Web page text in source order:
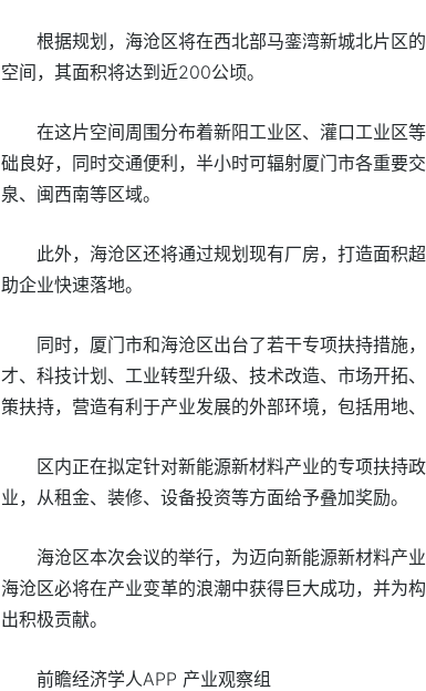
根据规划，海沧区将在西北部马銮湾新城北片区
空间，其面积将达到近200公顷。
在这片空间周围分布着新阳工业区、灌口工业区
础良好，同时交通便利，半小时可辐射厦门市各重要
泉、闽西南等区域。
此外，海沧区还将通过规划现有厂房，打造面积
助企业快速落地。
同时，厦门市和海沧区出台了若干专项扶持措施
才、科技计划、工业转型升级、技术改造、市场开拓
策扶持，营造有利于产业发展的外部环境，包括用地
区内正在拟定针对新能源新材料产业的专项扶持
业，从租金、装修、设备投资等方面给予叠加奖励。
海沧区本次会议的举行，为迈向新能源新材料产
海沧区必将在产业变革的浪潮中获得巨大成功，并为
出积极贡献。
前瞻经济学人APP 产业观察组